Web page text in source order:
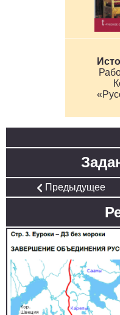
Предыдущее